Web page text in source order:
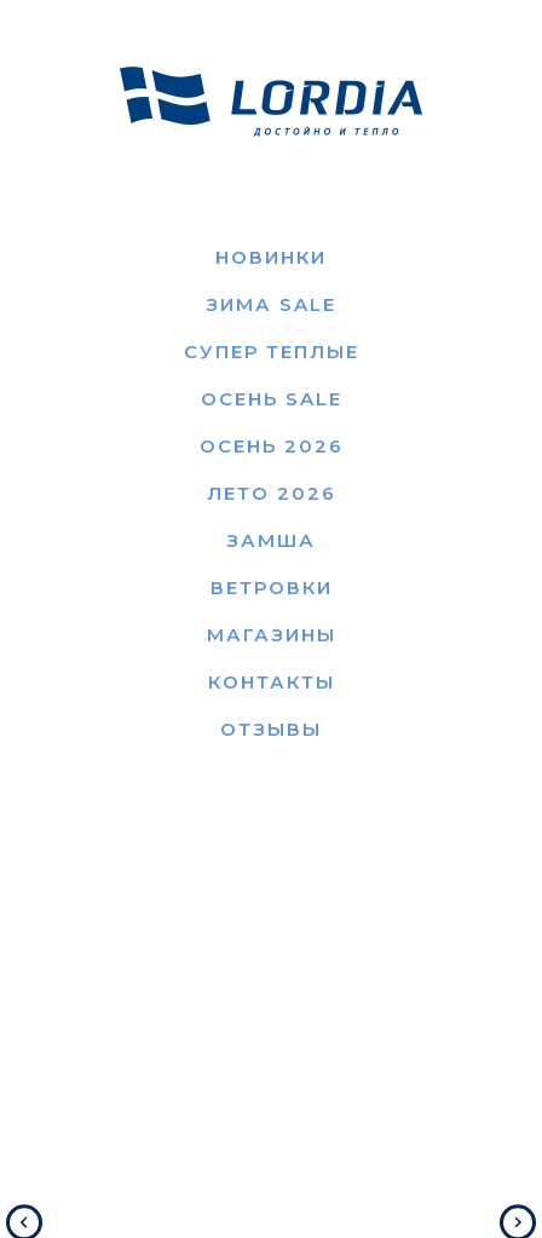
НОВИНКИ
ЗИМА SALE
СУПЕР ТЕПЛЫЕ
ОСЕНЬ SALE
ОСЕНЬ 2026
ЛЕТО 2026
ЗАМША
ВЕТРОВКИ
МАГАЗИНЫ
КОНТАКТЫ
ОТЗЫВЫ